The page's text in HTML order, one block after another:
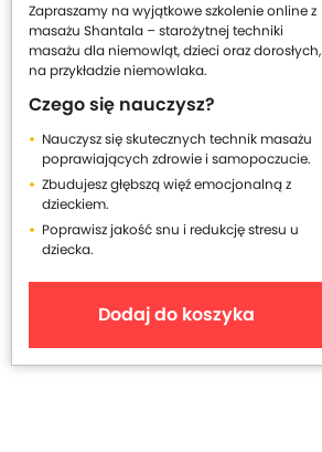
Zapraszamy na wyjątkowe szkolenie online z
masażu Shantala – starożytnej techniki
masażu dla niemowląt, dzieci oraz dorosłych,
na przykładzie niemowlaka.
Czego się nauczysz?
Nauczysz się skutecznych technik masażu
poprawiających zdrowie i samopoczucie.
Zbudujesz głębszą więź emocjonalną z
dzieckiem.
Poprawisz jakość snu i redukcję stresu u
dziecka.
Dodaj do koszyka